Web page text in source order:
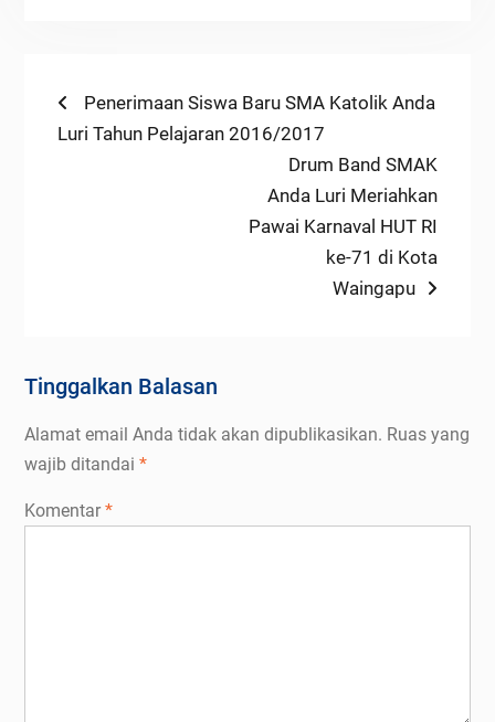
Navigasi
pos
Previous
post:
Penerimaan Siswa Baru SMA Katolik Anda
Luri Tahun Pelajaran 2016/2017
Next
post:
Drum Band SMAK
Anda Luri Meriahkan
Pawai Karnaval HUT RI
ke-71 di Kota
Waingapu
Tinggalkan Balasan
Alamat email Anda tidak akan dipublikasikan. Ruas yang
wajib ditandai *
Komentar*